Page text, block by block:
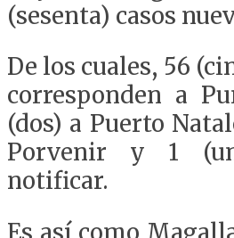
(sesenta) casos
De los cuales, 56
corresponden a
(dos) a Puerto
Porvenir y 1
notificar.